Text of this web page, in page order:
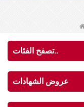
تصفح الفئات..
عروض الشهادات